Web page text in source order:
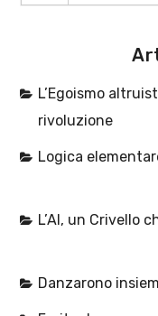
L’Egoismo
rivoluzione
Logica
L’AI, un Crivello
Danzarono